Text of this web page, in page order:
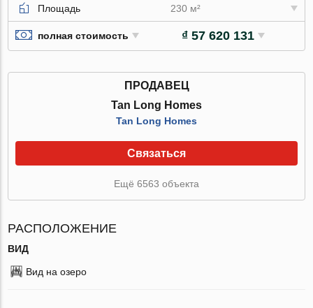
Площадь
230 м²
полная стоимость ₫ 57 620 131
ПРОДАВЕЦ
Tan Long Homes
Tan Long Homes
Связаться
Ещё 6563 объекта
РАСПОЛОЖЕНИЕ
ВИД
Вид на озеро